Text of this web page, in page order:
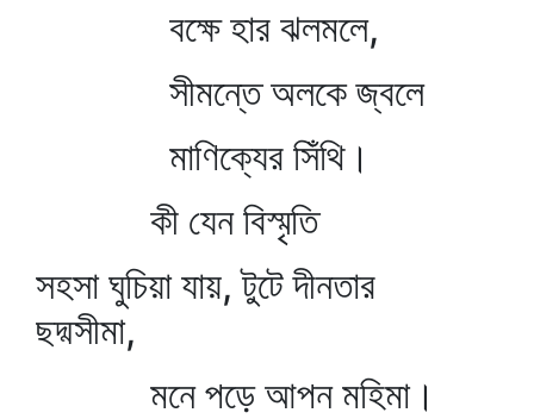
বক্ষে হার ঝলমলে,
সীমন্তে অলকে জ্বলে
মাণিক্যের সিঁথি।
কী যেন বিস্মৃতি
সহসা ঘুচিয়া যায়, টুটে দীনতার
ছদ্মসীমা,
মনে পড়ে আপন মহিমা।